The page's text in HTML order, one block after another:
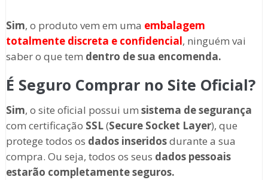
Sim, o produto vem em uma embalagem
totalmente discreta e confidencial, ninguém vai
saber o que tem dentro de sua encomenda.
É Seguro Comprar no Site Oficial?
Sim, o site oficial possui um sistema de segurança
com certificação SSL(Secure Socket Layer), que
protege todos os dados inseridosdurante a sua
compra. Ou seja, todos os seus dados pessoais
estarão completamente seguros.